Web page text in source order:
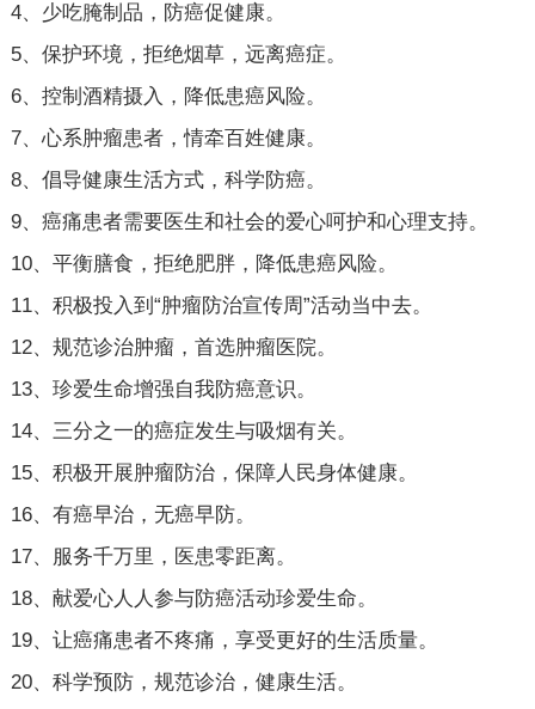
4、少吃腌制品，防癌促健康。
5、保护环境，拒绝烟草，远离癌症。
6、控制酒精摄入，降低患癌风险。
7、心系肿瘤患者，情牵百姓健康。
8、倡导健康生活方式，科学防癌。
9、癌痛患者需要医生和社会的爱心呵护和心理支持。
10、平衡膳食，拒绝肥胖，降低患癌风险。
11、积极投入到“肿瘤防治宣传周”活动当中去。
12、规范诊治肿瘤，首选肿瘤医院。
13、珍爱生命增强自我防癌意识。
14、三分之一的癌症发生与吸烟有关。
15、积极开展肿瘤防治，保障人民身体健康。
16、有癌早治，无癌早防。
17、服务千万里，医患零距离。
18、献爱心人人参与防癌活动珍爱生命。
19、让癌痛患者不疼痛，享受更好的生活质量。
20、科学预防，规范诊治，健康生活。